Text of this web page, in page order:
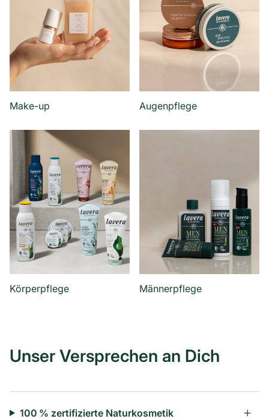
Make-up Augenpflege
Körperpflege Männerpflege
Unser Versprechen an Dich
100 % zertifizierte Naturkosmetik